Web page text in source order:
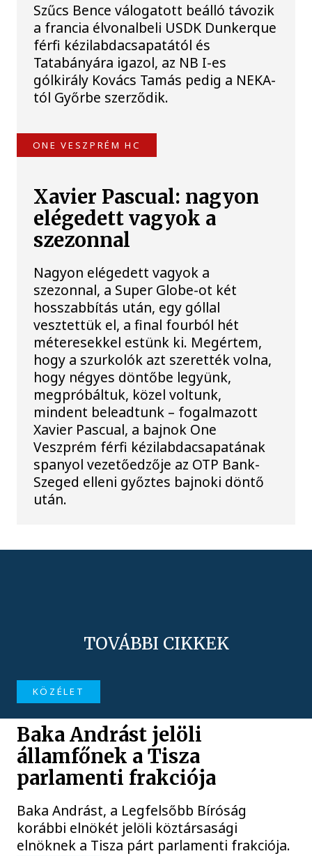
Szűcs Bence válogatott beálló távozik
a francia élvonalbeli USDK Dunkerque
férfi kézilabdacsapatától és
Tatabányára igazol, az NB I-es
gólkirály Kovács Tamás pedig a NEKA-
tól Győrbe szerződik.
ONE VESZPRÉM HC
Xavier Pascual: nagyon
elégedett vagyok a
szezonnal
Nagyon elégedett vagyok a
szezonnal, a Super Globe-ot két
hosszabbítás után, egy góllal
vesztettük el, a final fourból hét
méteresekkel estünk ki. Megértem,
hogy a szurkolók azt szerették volna,
hogy négyes döntőbe legyünk,
megpróbáltuk, közel voltunk,
mindent beleadtunk – fogalmazott
Xavier Pascual, a bajnok One
Veszprém férfi kézilabdacsapatának
spanyol vezetőedzője az OTP Bank-
Szeged elleni győztes bajnoki döntő
után.
TOVÁBBI CIKKEK
KÖZÉLET
Baka Andrást jelöli
államfőnek a Tisza
parlamenti frakciója
Baka Andrást, a Legfelsőbb Bíróság
korábbi elnökét jelöli köztársasági
elnöknek a Tisza párt parlamenti frakciója.